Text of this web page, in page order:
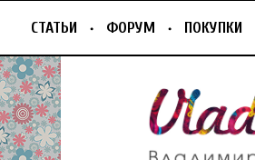
СТАТЬИ ФОРУМ ПОКУПКИ